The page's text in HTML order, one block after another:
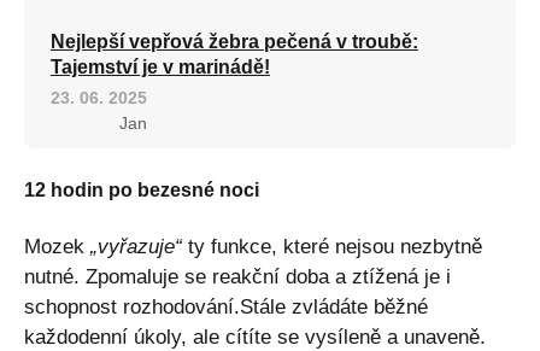
Nejlepší vepřová žebra pečená v troubě:
Tajemství je v marinádě!
23. 06. 2025
Jan
12 hodin po bezesné noci
Mozek „vyřazuje“ ty funkce, které nejsou nezbytně
nutné. Zpomaluje se reakční doba a ztížená je i
schopnost rozhodování.Stále zvládáte běžné
každodenní úkoly, ale cítíte se vysíleně a unaveně.